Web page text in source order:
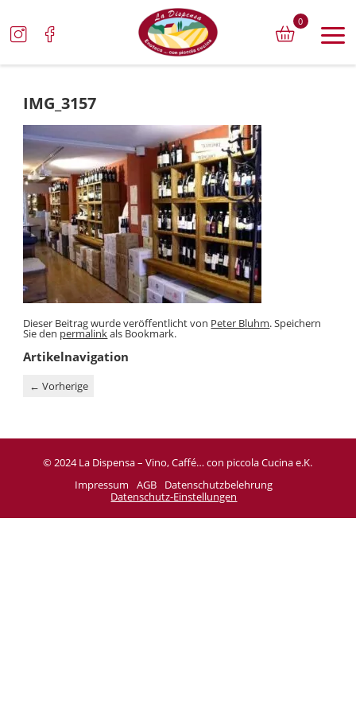
0
IMG_3157
Dieser Beitrag wurde veröffentlicht von Peter Bluhm. Speichern
Sie den permalinkals Bookmark.
Artikelnavigation
← Vorherige
© 2024 La Dispensa – Vino, Caffé… con piccola Cucina e.K.
Impressum
AGB
Datenschutzbelehrung
Datenschutz-Einstellungen